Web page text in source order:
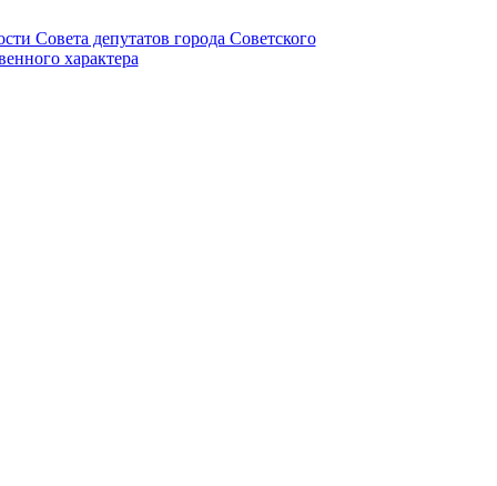
Совета депутатов города Советского
характера